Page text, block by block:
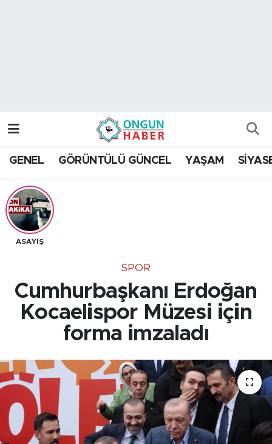
GENEL GÖRÜNTÜLÜ GÜNCEL YAŞAM
ASAYİŞ
SPOR
Cumhurbaşkanı Erdoğan
Kocaelispor Müzesi için
forma imzaladı
Trafik Durumu
Tüm Manşetler
Son Dakika Haberleri